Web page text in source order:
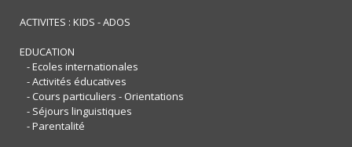
ACTIVITES : KIDS - ADOS
EDUCATION
- Ecoles internationales
- Activités éducatives
- Cours particuliers - Orientations
- Séjours linguistiques
- Parentalité